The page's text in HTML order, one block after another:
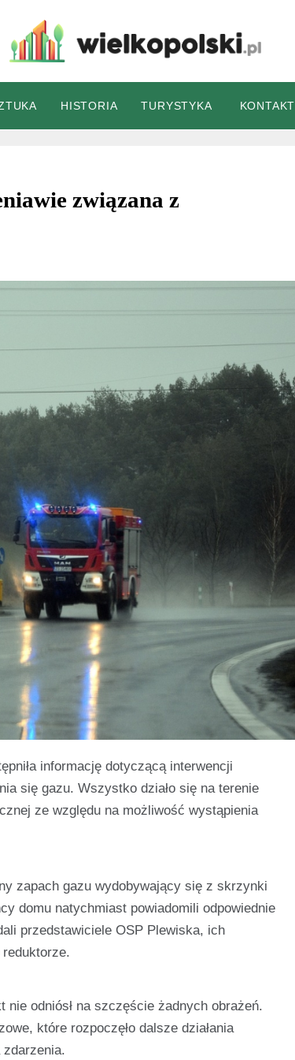
wielkopolski.pl
HISTORIA TURYSTYKA KONTAKT
związana z
informację dotyczącą interwencji
się gazu. Wszystko działo się na terenie
ze względu na możliwość wystąpienia
zapach gazu wydobywający się z skrzynki
domu natychmiast powiadomili odpowiednie
przedstawiciele OSP Plewiska, ich
reduktorze.
odniósł na szczęście żadnych obrażeń.
które rozpoczęło dalsze działania